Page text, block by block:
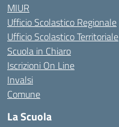
MIUR
Ufficio Scolastico Regionale
Ufficio Scolastico Territoriale
Scuola in Chiaro
Iscrizioni On Line
Invalsi
Comune
La Scuola